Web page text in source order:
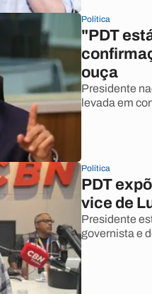
Política
"PDT
ouça
Presidente
levada em
Política
PDT
vice de
Presidente
governista e